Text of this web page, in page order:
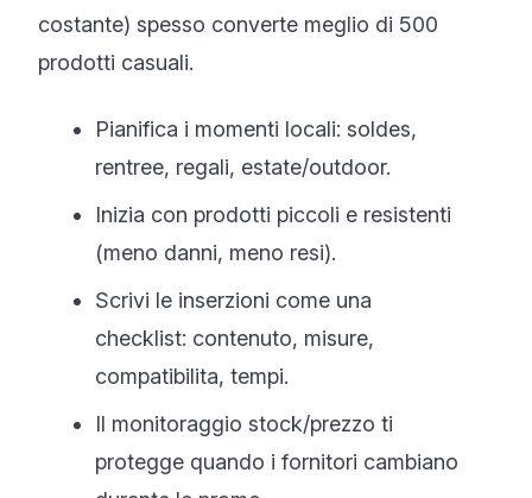
costante) spesso converte meglio di 500
prodotti casuali.
Pianifica i momenti locali: soldes,
rentree, regali, estate/outdoor.
Inizia con prodotti piccoli e resistenti
(meno danni, meno resi).
Scrivi le inserzioni come una
checklist: contenuto, misure,
compatibilita, tempi.
Il monitoraggio stock/prezzo ti
protegge quando i fornitori cambiano